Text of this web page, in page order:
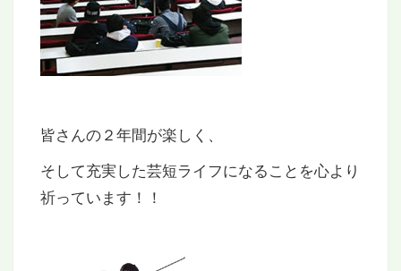
皆さんの２年間が楽しく、
そして充実した芸短ライフになることを心より
祈っています！！